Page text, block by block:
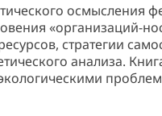
осмысления
«организаций-
стратегии
анализа.